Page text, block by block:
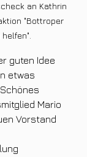
an Kathrin
"Bottroper
guten Idee
etwas
Mario
Vorstand